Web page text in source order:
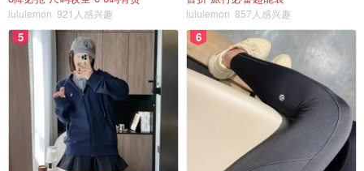
lululemon 921人感兴趣 lululemon 857人感兴趣
5 6